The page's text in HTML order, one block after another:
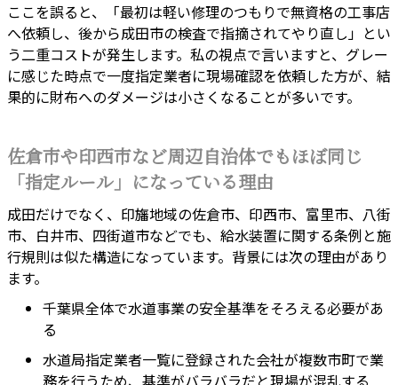
ここを誤ると、「最初は軽い修理のつもりで無資格の工事店
へ依頼し、後から成田市の検査で指摘されてやり直し」とい
う二重コストが発生します。私の視点で言いますと、グレー
に感じた時点で一度指定業者に現場確認を依頼した方が、結
果的に財布へのダメージは小さくなることが多いです。
佐倉市や印西市など周辺自治体でもほぼ同じ
「指定ルール」になっている理由
成田だけでなく、印旛地域の佐倉市、印西市、富里市、八街
市、白井市、四街道市などでも、給水装置に関する条例と施
行規則は似た構造になっています。背景には次の理由があり
ます。
千葉県全体で水道事業の安全基準をそろえる必要があ
る
水道局指定業者一覧に登録された会社が複数市町で業